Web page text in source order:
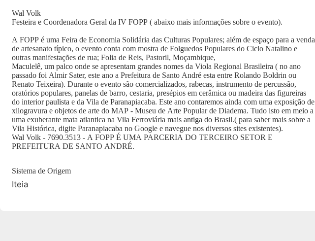
Wal Volk
Festeira e Coordenadora Geral da IV FOPP ( abaixo mais informações sobre o evento).
A FOPP é uma Feira de Economia Solidária das Culturas Populares; além de espaço para a venda
de artesanato típico, o evento conta com mostra de Folguedos Populares do Ciclo Natalino e
outras manifestações de rua; Folia de Reis, Pastoril, Moçambique,
Maculelê, um palco onde se apresentam grandes nomes da Viola Regional Brasileira ( no ano
passado foi Almir Sater, este ano a Prefeitura de Santo André esta entre Rolando Boldrin ou
Renato Teixeira). Durante o evento são comercializados, rabecas, instrumento de percussão,
oratórios populares, panelas de barro, cestaria, presépios em cerâmica ou madeira das figureiras
do interior paulista e da Vila de Paranapiacaba. Este ano contaremos ainda com uma exposição de
xilogravura e objetos de arte do MAP - Museu de Arte Popular de Diadema. Tudo isto em meio a
uma exuberante mata atlantica na Vila Ferroviária mais antiga do Brasil.( para saber mais sobre a
Vila Histórica, digite Paranapiacaba no Google e navegue nos diversos sites existentes).
Wal Volk - 7690.3513 - A FOPP É UMA PARCERIA DO TERCEIRO SETOR E
PREFEITURA DE SANTO ANDRÉ.
Sistema de Origem
Iteia